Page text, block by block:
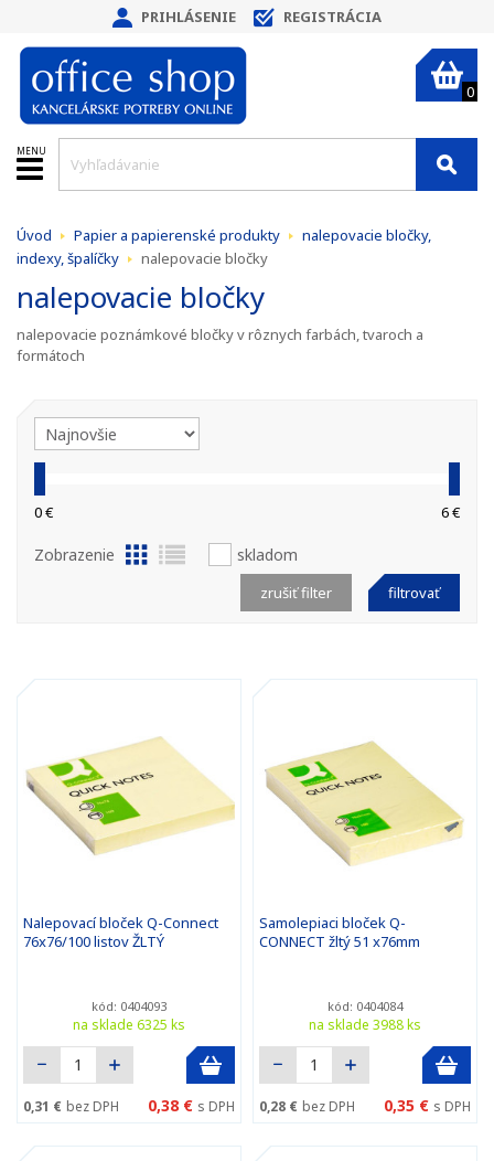
PRIHLÁSENIE REGISTRÁCIA
0
MENU
Úvod Papier a papierenské produkty
nalepovacie bločky,
indexy, špalíčky
nalepovacie bločky
nalepovacie bločky
nalepovacie poznámkové bločky v rôznych farbách, tvaroch a
formátoch
0 € 6 €
Zobrazenie skladom
filtrovať
zrušiť filter
Nalepovací bloček Q-Connect
76x76/100 listov ŽLTÝ
kód: 0404093
na sklade 6325 ks
0,31 € bez DPH 0,38 € s DPH
Samolepiaci bloček Q-
CONNECT žltý 51 x76mm
kód: 0404084
na sklade 3988 ks
0,28 € bez DPH 0,35 € s DPH